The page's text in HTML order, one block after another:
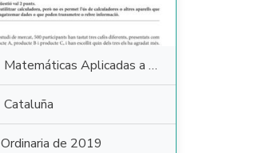
Matemáticas Aplicadas a las Ciencias Sociales
Cataluña
Ordinaria de 2019